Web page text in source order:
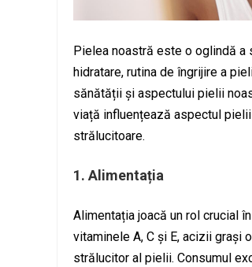
Pielea noastră este o oglindă a
hidratare, rutina de îngrijire a
sănătății și aspectului pielii
viață influențează aspectul
strălucitoare.
1. Alimentația
Alimentația joacă un rol crucial
vitaminele A, C și E, acizii grași
strălucitor al pielii. Consumul